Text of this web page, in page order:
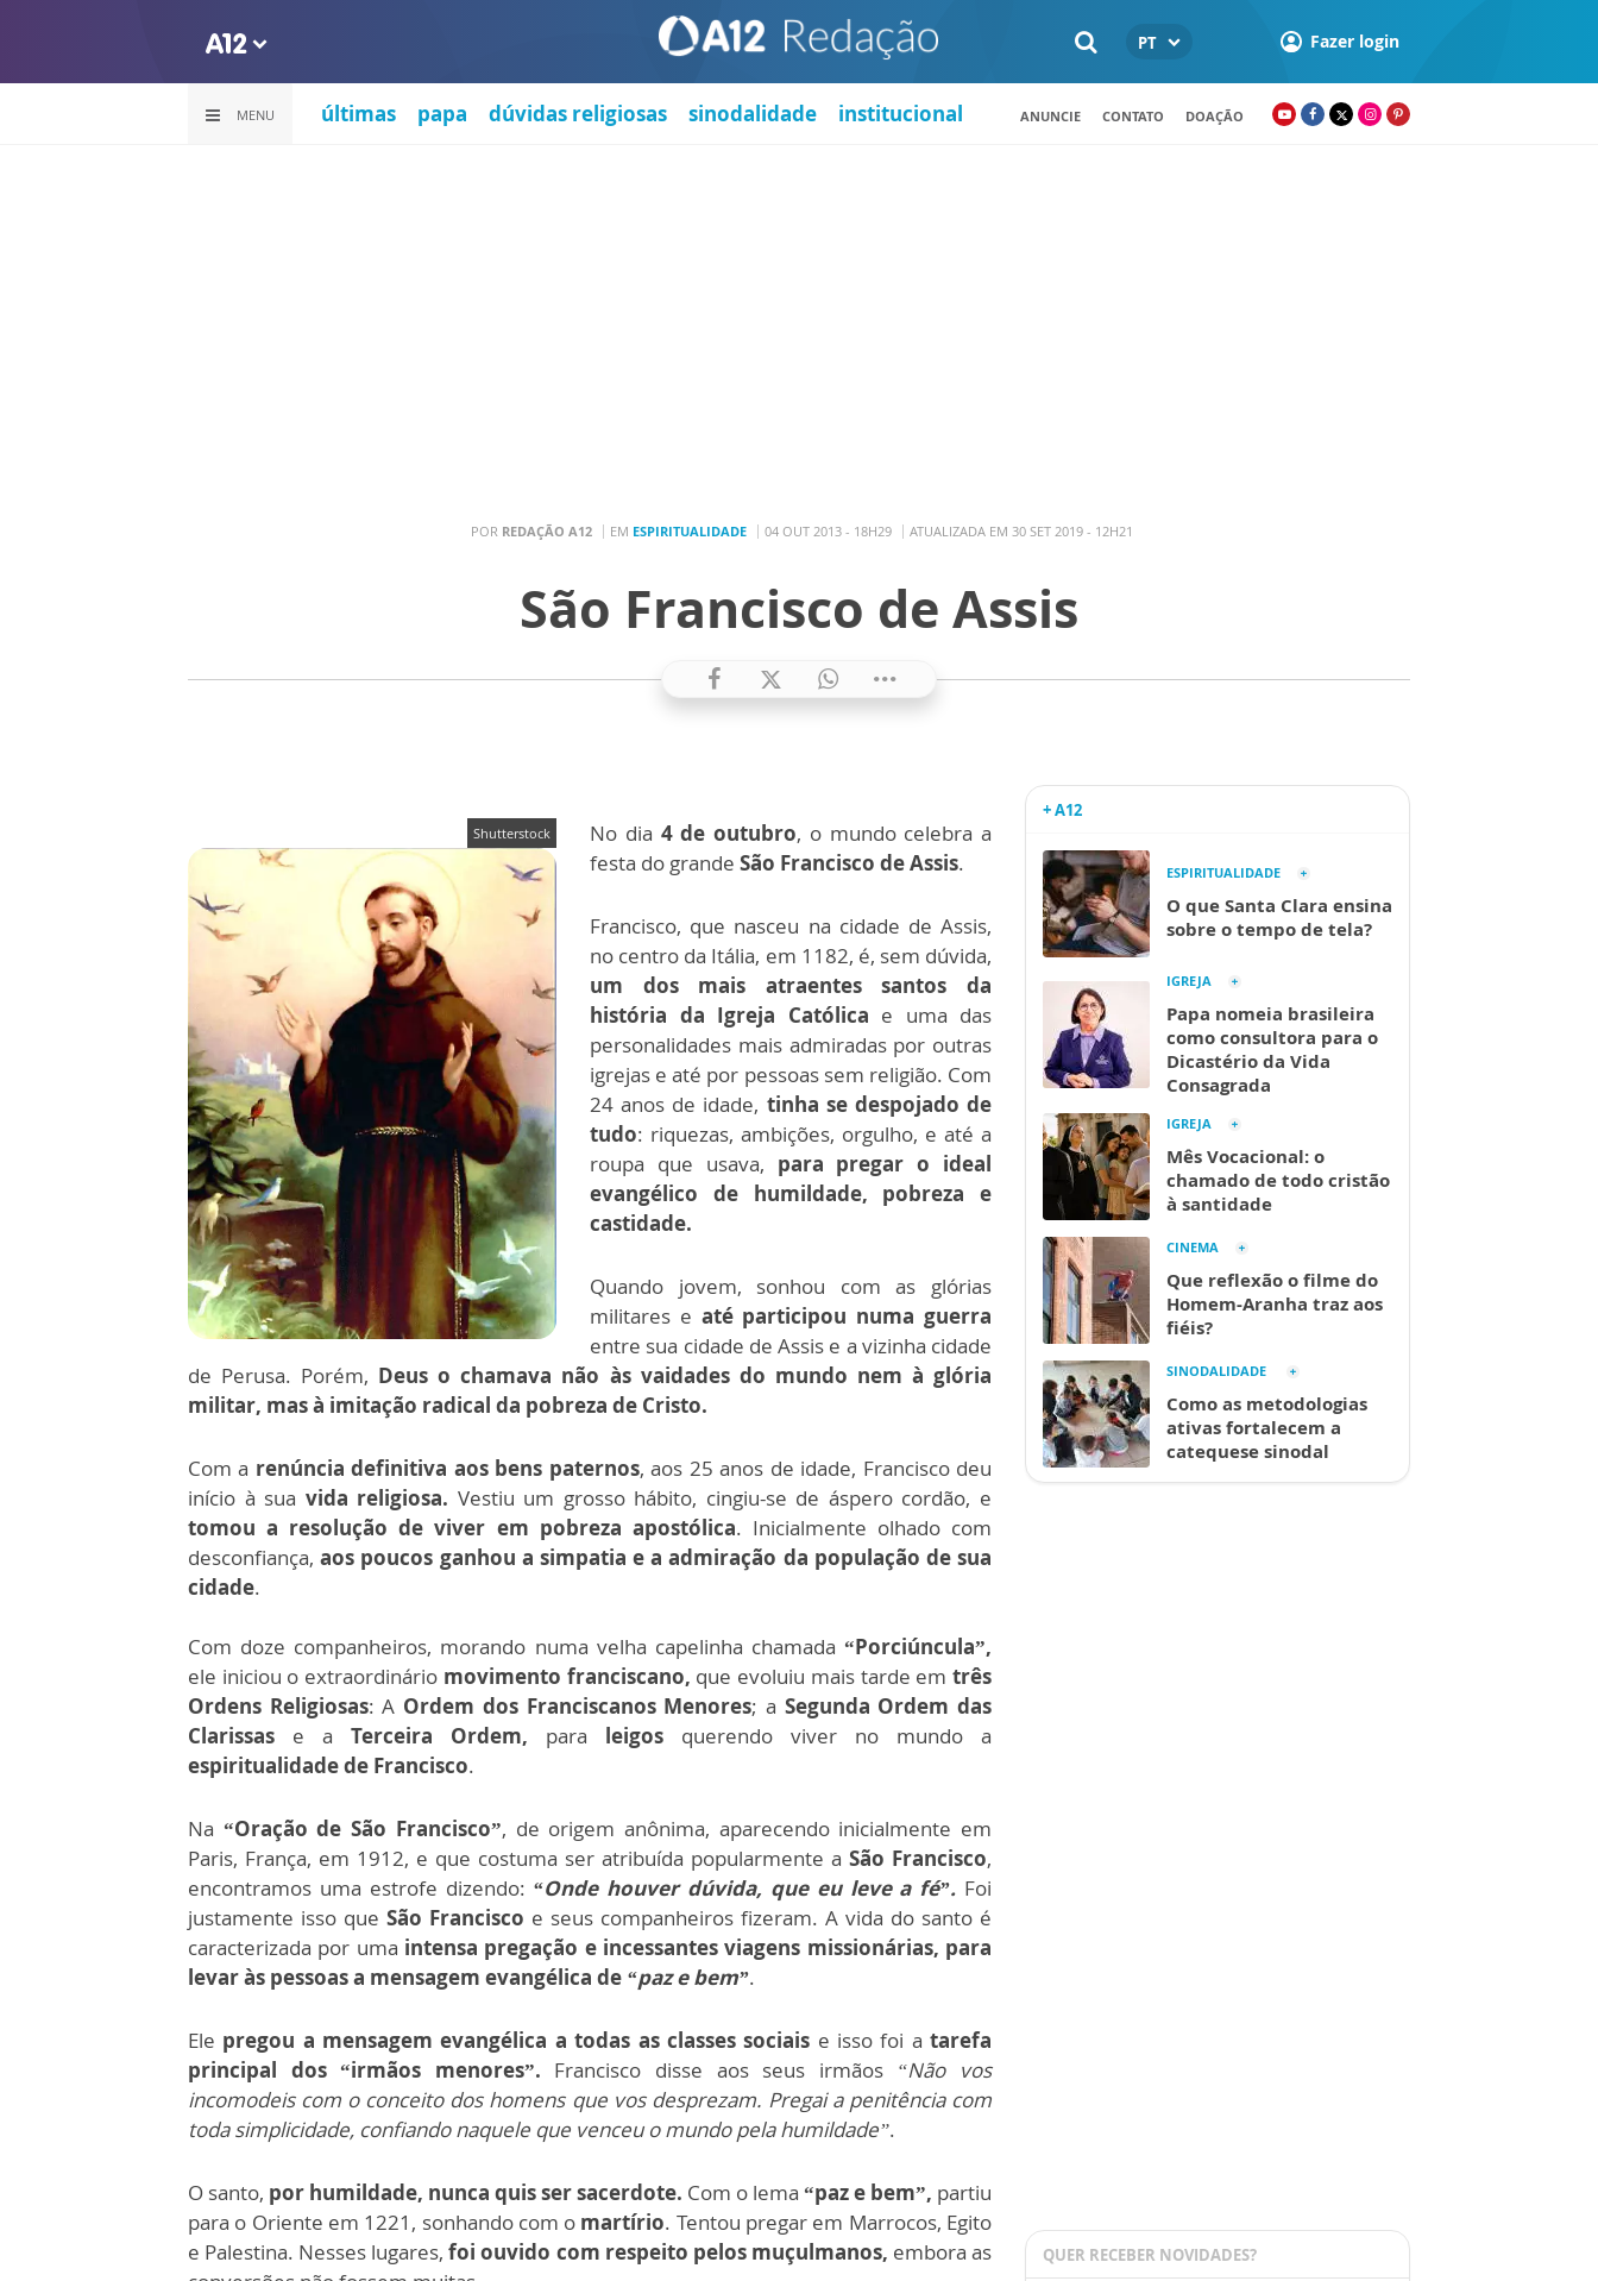
PT Fazer login
MENU últimas papa dúvidas religiosas sinodalidade institucional ANUNCIE CONTATO DOAÇÃO
POR REDAÇÃO A12 EM ESPIRITUALIDADE 04 OUT 2013 - 18H29 ATUALIZADA EM 30 SET 2019 - 12H21
São Francisco de Assis
Shutterstock No dia 4 de outubro, o mundo celebra a
festa do grande São Francisco de Assis.
Francisco, que nasceu na cidade de Assis,
no centro da Itália, em 1182, é, sem dúvida,
um dos mais atraentes santos da
história da Igreja Católica e uma das
personalidades mais admiradas por outras
igrejas e até por pessoas sem religião. Com
24 anos de idade, tinha se despojado de
tudo: riquezas, ambições, orgulho, e até a
roupa que usava, para pregar o ideal
evangélico de humildade, pobreza e
castidade.
Quando jovem, sonhou com as glórias
militares e até participou numa guerra
entre sua cidade de Assis e a vizinha cidade
de Perusa. Porém, Deus o chamava não às vaidades do mundo nem à glória
militar, mas à imitação radical da pobreza de Cristo.
Com a renúncia definitiva aos bens paternos, aos 25 anos de idade, Francisco deu
início à sua vida religiosa. Vestiu um grosso hábito, cingiu-se de áspero cordão, e
tomou a resolução de viver em pobreza apostólica. Inicialmente olhado com
desconfiança,aos poucos ganhou a simpatia e a admiração da população de sua
cidade.
Com doze companheiros, morando numa velha capelinha chamada “Porciúncula”,
ele iniciou o extraordinário movimento franciscano, que evoluiu mais tarde emtrês
Ordens Religiosas: A Ordem dos Franciscanos Menores; a Segunda Ordem das
Clarissas e a Terceira Ordem, para leigos querendo viver no mundo a
espiritualidade de Francisco.
Na “Oração de São Francisco”, de origem anônima, aparecendo inicialmente em
Paris, França, em 1912, e que costuma ser atribuída popularmente a São Francisco,
encontramos uma estrofe dizendo: “Onde houver dúvida, que eu leve a fé”. Foi
justamente isso que São Francisco e seus companheiros fizeram. A vida do santo é
caracterizada por uma intensa pregação e incessantes viagens missionárias, para
levar às pessoas a mensagem evangélica de “paz e bem”.
Ele pregou a mensagem evangélica a todas as classes sociais e isso foi atarefa
principal dos “irmãos menores”. Francisco disse aos seus irmãos “Não vos
incomodeis com o conceito dos homens que vos desprezam. Pregai a penitência com
toda simplicidade, confiando naquele que venceu o mundo pela humildade”.
O santo, por humildade, nunca quis ser sacerdote. Com o lema “paz e bem”, partiu
para o Oriente em 1221, sonhando com o martírio. Tentou pregar em Marrocos, Egito
e Palestina. Nesses lugares,foi ouvido com respeito pelos muçulmanos, embora as
+ A12
ESPIRITUALIDADE
O que Santa Clara ensina
sobre o tempo de tela?
IGREJA
Papa nomeia brasileira
como consultora para o
Dicastério da Vida
Consagrada
IGREJA
Mês Vocacional: o
chamado de todo cristão
à santidade
CINEMA
Que reflexão o filme do
Homem-Aranha traz aos
fiéis?
SINODALIDADE
Como as metodologias
ativas fortalecem a
catequese sinodal
QUER RECEBER NOVIDADES?